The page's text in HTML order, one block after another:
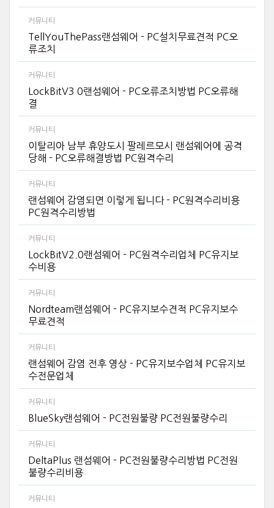
커뮤니티
TellYouThePass랜섬웨어 - PC설치무료견적 PC오
류조치
커뮤니티
LockBitV3 0랜섬웨어 - PC오류조치방법 PC오류해
결
커뮤니티
이탈리아 남부 휴양도시 팔레르모시 랜섬웨어에 공격
당해 - PC오류해결방법 PC원격수리
커뮤니티
랜섬웨어 감염되면 이렇게 됩니다 - PC원격수리비용
PC원격수리방법
커뮤니티
LockBitV2.0랜섬웨어 - PC원격수리업체 PC유지보
수비용
커뮤니티
Nordteam랜섬웨어 - PC유지보수견적 PC유지보수
무료견적
커뮤니티
랜섬웨어 감염 전후 영상 - PC유지보수업체 PC유지보
수전문업체
커뮤니티
BlueSky랜섬웨어 - PC전원불량 PC전원불량수리
커뮤니티
DeltaPlus 랜섬웨어 - PC전원불량수리방법 PC전원
불량수리비용
커뮤니티